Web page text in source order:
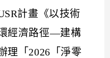
計畫《以技術
經濟路徑—建構
理「2026「淨零